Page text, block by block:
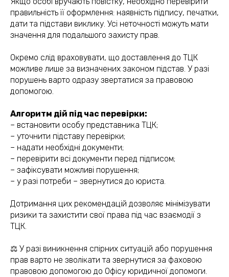
правильність її оформлення: наявність підпису, печатки,
дати та підстави виклику. Усі неточності можуть мати
значення для подальшого захисту прав.
Окремо слід враховувати, що доставлення до ТЦК
можливе лише за визначених законом підстав. У разі
порушень варто одразу звертатися за правовою
допомогою.
Алгоритм дій під час перевірки:
– встановити особу представника ТЦК;
– уточнити підставу перевірки;
– надати необхідні документи;
– перевірити всі документи перед підписом;
– зафіксувати можливі порушення;
– у разі потреби – звернутися до юриста.
Дотримання цих рекомендацій дозволяє мінімізувати
ризики та захистити свої права під час взаємодії з
ТЦК.
⚖️ У разі виникнення спірних ситуацій або порушення
прав варто не зволікати та звернутися за фаховою
правовою допомогою до Офісу юридичної допомоги.
Політика конфіденційності
(050) 309-40-25